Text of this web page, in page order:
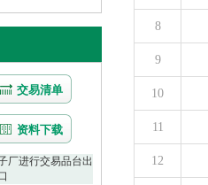
交易清单
资料下载
厂进行交易品台出
8
9
10
11
12